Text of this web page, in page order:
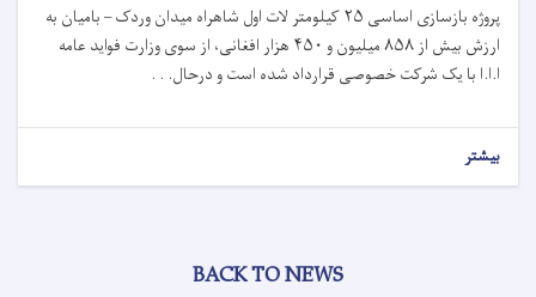
پروژه بازسازی اساسی ۲۵کیلومتر لات اول شاهراه میدان وردک – بامیان به
ارزش بیش از ۸۵۸میلیون و ۴۵۰ هزار افغانی، از سوی وزارت فواید عامه
ا.ا.ا با یک شرکت خصوصی قرارداد شده است و درحال. . .
بیشتر
BACK TO NEWS